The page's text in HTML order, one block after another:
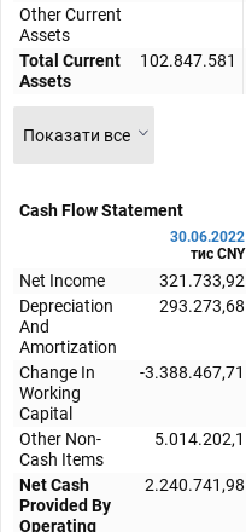
Other Current
Assets
Total Current
Assets
102.847.581
Показати все
Cash Flow Statement
30.06.2022
тис CNY
Net Income 321.733,92
Depreciation
And
Amortization
293.273,68
Change In
Working
Capital
-3.388.467,71
Other Non-
Cash Items
5.014.202,1
Net Cash
Provided By
Operating
2.240.741,98